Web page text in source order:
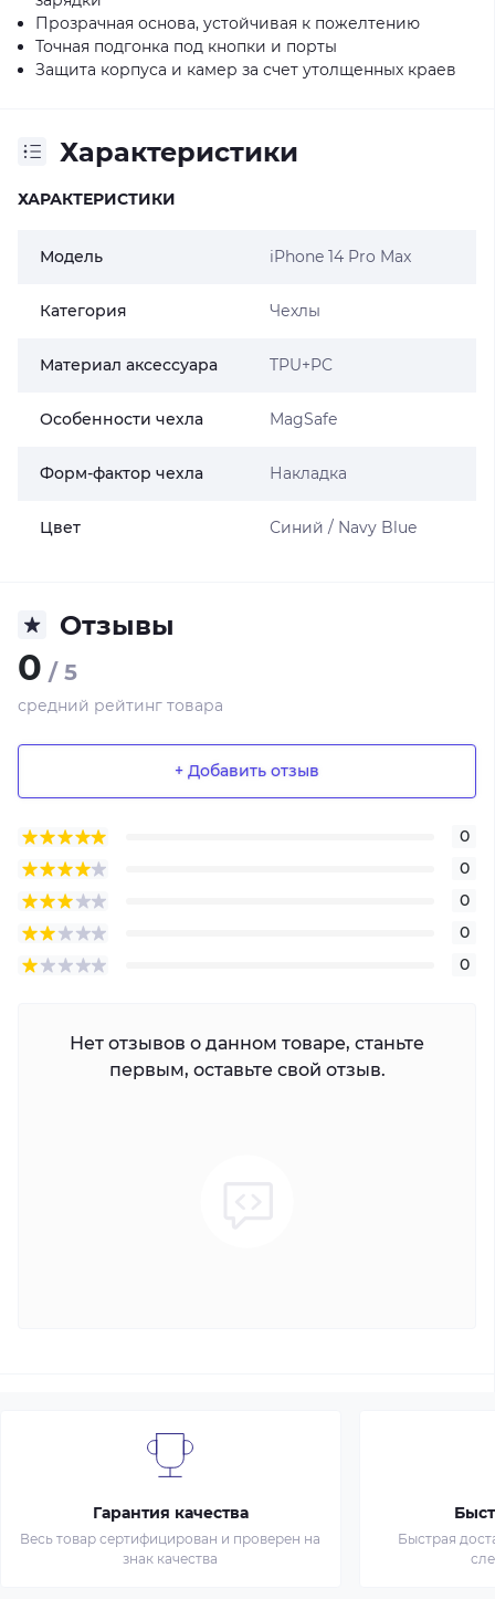
Прозрачная основа, устойчивая к пожелтению
Точная подгонка под кнопки и порты
Защита корпуса и камер за счет утолщенных краев
Характеристики
ХАРАКТЕРИСТИКИ
Модель iPhone 14 Pro Max
Категория Чехлы
Материал аксессуара TPU+PC
Особенности чехла MagSafe
Форм-фактор чехла Накладка
Цвет Синий / Navy Blue
Отзывы
0 / 5
средний рейтинг товара
+ Добавить отзыв
0
0
0
0
0
Нет отзывов о данном товаре, станьте
первым, оставьте свой отзыв.
Гарантия качества
Весь товар сертифицирован и проверен на
знак качества
Быстрая